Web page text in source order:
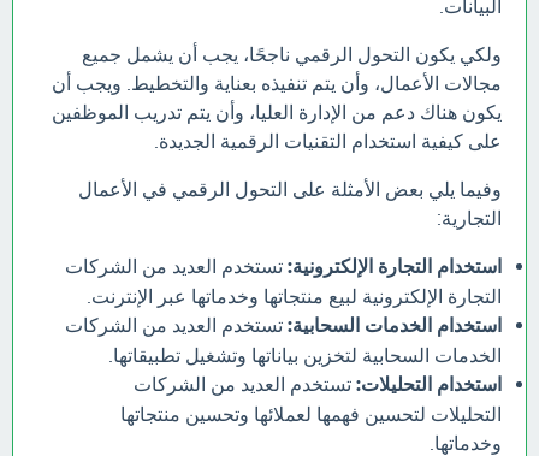
البيانات.
ولكي يكون التحول الرقمي ناجحًا، يجب أن يشمل جميع
مجالات الأعمال، وأن يتم تنفيذه بعناية والتخطيط. ويجب أن
يكون هناك دعم من الإدارة العليا، وأن يتم تدريب الموظفين
على كيفية استخدام التقنيات الرقمية الجديدة.
وفيما يلي بعض الأمثلة على التحول الرقمي في الأعمال
التجارية:
استخدام التجارة الإلكترونية: تستخدم العديد من الشركات
التجارة الإلكترونية لبيع منتجاتها وخدماتها عبر الإنترنت.
استخدام الخدمات السحابية: تستخدم العديد من الشركات
الخدمات السحابية لتخزين بياناتها وتشغيل تطبيقاتها.
استخدام التحليلات: تستخدم العديد من الشركات
التحليلات لتحسين فهمها لعملائها وتحسين منتجاتها
وخدماتها.